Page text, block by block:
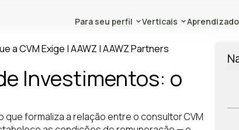
Para seu perfil Verticais Aprendizado
Investimentos: o
formaliza a relação entre o consultor CVM